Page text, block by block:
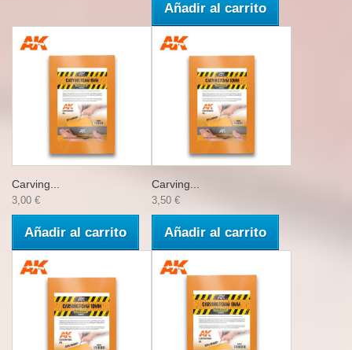
Añadir al carrito
Carving...
3,00 €
Añadir al carrito
Carving...
3,50 €
Añadir al carrito